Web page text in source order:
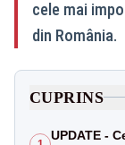
cele mai
din România.
CUPRINS
UPDATE -